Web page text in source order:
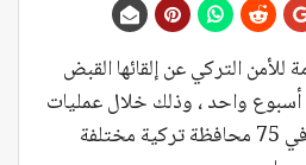
للأمن التركي عن إلقائها القبض
به في أسبوع واحد ، وذلك خلال عمليات
خاصة نفذتها قوات الأمن في 75 محافظة تركية مختلفة